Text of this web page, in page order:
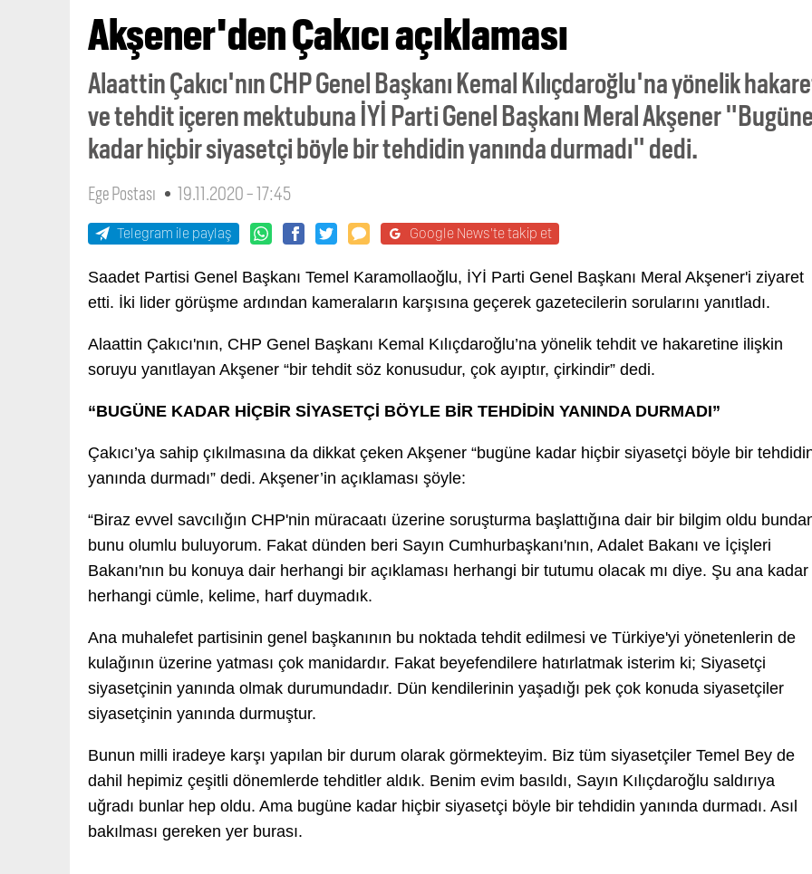
Akşener'den Çakıcı açıklaması
Alaattin Çakıcı'nın CHP Genel Başkanı Kemal Kılıçdaroğlu'na yönelik
ve tehdit içeren mektubuna İYİ Parti Genel Başkanı Meral Akşener
kadar hiçbir siyasetçi böyle bir tehdidin yanında durmadı" dedi.
Ege Postası 19.11.2020 - 17:45
Telegram ile paylaş Google News'te takip et
Saadet Partisi Genel Başkanı Temel Karamollaoğlu, İYİ Parti Genel Başkanı Meral Akşener'i ziyaret
etti. İki lider görüşme ardından kameraların karşısına geçerek gazetecilerin sorularını yanıtladı.
Alaattin Çakıcı'nın, CHP Genel Başkanı Kemal Kılıçdaroğlu’na yönelik tehdit ve hakaretine ilişkin
soruyu yanıtlayan Akşener “bir tehdit söz konusudur, çok ayıptır, çirkindir” dedi.
“BUGÜNE KADAR HİÇBİR SİYASETÇİ BÖYLE BİR TEHDİDİN YANINDA DURMADI”
Çakıcı’ya sahip çıkılmasına da dikkat çeken Akşener “bugüne kadar hiçbir siyasetçi böyle bir
yanında durmadı” dedi. Akşener’in açıklaması şöyle:
“Biraz evvel savcılığın CHP'nin müracaatı üzerine soruşturma başlattığına dair bir bilgim oldu
bunu olumlu buluyorum. Fakat dünden beri Sayın Cumhurbaşkanı'nın, Adalet Bakanı ve İçişleri
Bakanı'nın bu konuya dair herhangi bir açıklaması herhangi bir tutumu olacak mı diye. Şu ana kadar
herhangi cümle, kelime, harf duymadık.
Ana muhalefet partisinin genel başkanının bu noktada tehdit edilmesi ve Türkiye'yi yönetenlerin de
kulağının üzerine yatması çok manidardır. Fakat beyefendilere hatırlatmak isterim ki; Siyasetçi
siyasetçinin yanında olmak durumundadır. Dün kendilerinin yaşadığı pek çok konuda siyasetçiler
siyasetçinin yanında durmuştur.
Bunun milli iradeye karşı yapılan bir durum olarak görmekteyim. Biz tüm siyasetçiler Temel Bey de
dahil hepimiz çeşitli dönemlerde tehditler aldık. Benim evim basıldı, Sayın Kılıçdaroğlu saldırıya
uğradı bunlar hep oldu. Ama bugüne kadar hiçbir siyasetçi böyle bir tehdidin yanında durmadı. Asıl
bakılması gereken yer burası.